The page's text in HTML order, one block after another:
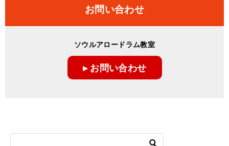
お問い合わせ
ソウルアロードラム教室
▸ お問い合わせ